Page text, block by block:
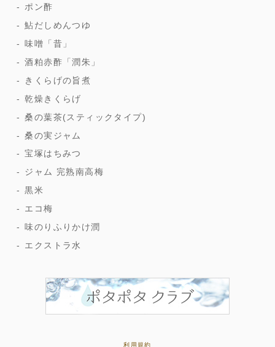
ポン酢
鮎だしめんつゆ
味噌「昔」
酒粕赤酢「潤朱」
きくらげの旨煮
乾燥きくらげ
桑の葉茶(スティックタイプ)
桑の実ジャム
宝塚はちみつ
ジャム 完熟南高梅
黒米
エコ梅
味のりふりかけ潤
エクストラ水
利用規約